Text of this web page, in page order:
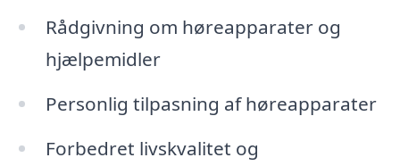
Rådgivning om høreapparater og
hjælpemidler
Personlig tilpasning af høreapparater
Forbedret livskvalitet og